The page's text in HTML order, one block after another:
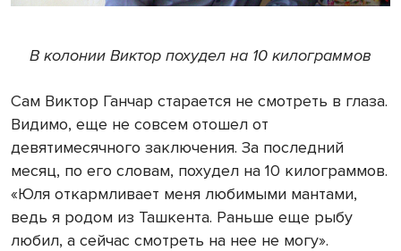
В колонии Виктор похудел на 10 килограммов
Сам Виктор Ганчар старается не смотреть в глаза.
Видимо, еще не совсем отошел от
девятимесячного заключения. За последний
месяц, по его словам, похудел на 10 килограммов.
«Юля откармливает меня любимыми мантами,
ведь я родом из Ташкента. Раньше еще рыбу
любил, а сейчас смотреть на нее не могу».